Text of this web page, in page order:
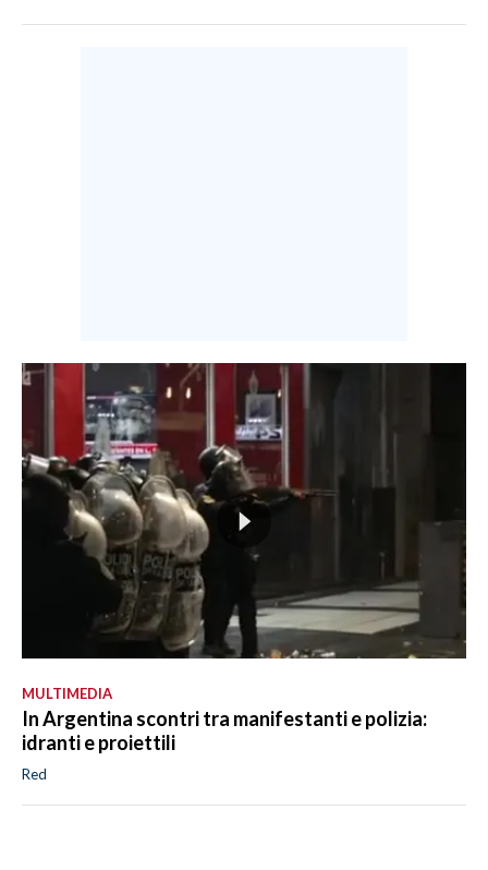
MULTIMEDIA
In Argentina scontri tra manifestanti e polizia:
idranti e proiettili
Red